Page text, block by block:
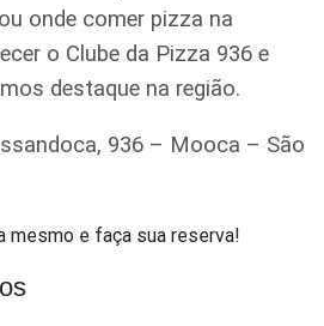
onde comer pizza na
o Clube da Pizza 936 e
destaque na região.
936 – Mooca – São
mesmo e faça sua reserva!